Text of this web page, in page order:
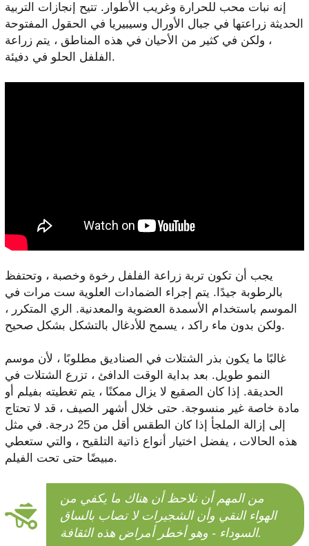
إنه نبات محب للحرارة وغريب الأطوار. تتيح إنجازات التربية
الحديثة زراعتها في جبال الأورال وسيبيريا في الحقول المفتوحة
، ولكن في كثير من الأحيان في هذه المناطق ، يتم زراعة
الفلفل الحلو في دفيئة.
يجب أن تكون تربة زراعة الفلفل رخوة وخصبة ، وتحتفظ
بالرطوبة جيدًا. يتم إجراء الضمادات العلوية ست مرات في
الموسم باستخدام الأسمدة العضوية والمعدنية. الري المتكرر ،
ولكن بدون ماء راكد ، يسمح للأدغال بالتشكل بشكل صحيح.
غالبًا ما يكون بذر الشتلات في الصناديق مطلوبًا ، لأن موسم
النمو طويل. بعد بداية الوقت الدافئ ، تزرع الشتلات في
الحديقة. إذا كان الصقيع لا يزال ممكنًا ، يتم تغطيته بفيلم أو
مادة خاصة غير منسوجة. حتى خلال أشهر الصيف ، قد لا تحتاج
إلى إزالة الملجأ إذا كان الطقس أقل من 25 درجة. في مثل
هذه الحالات ، يفضل اختيار أنواع ذاتية التلقيح ، والتي ستعطي
مبيضًا حتى تحت الفيلم.
من المهم أن نلاحظ أن هناك ما يكفي من
الهواء النقي وأن الشجيرات لا تصاب بالساق
السوداء - وهو أخطر أمراض هذه الثقافة.